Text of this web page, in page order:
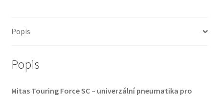
množství
Popis
Popis
Mitas Touring Force SC – univerzální pneumatika pro